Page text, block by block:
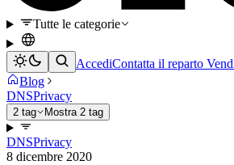
Tutte le categorie
AccediContatta il reparto
Blog
DNSPrivacy
2 tag Mostra 2 tag
DNSPrivacy
8 dicembre 2020